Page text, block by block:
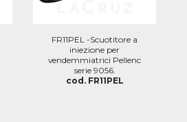
FR11PEL -Scuotitore a
iniezione per
vendemmiatrici Pellenc
serie 9056.
cod. FR11PEL